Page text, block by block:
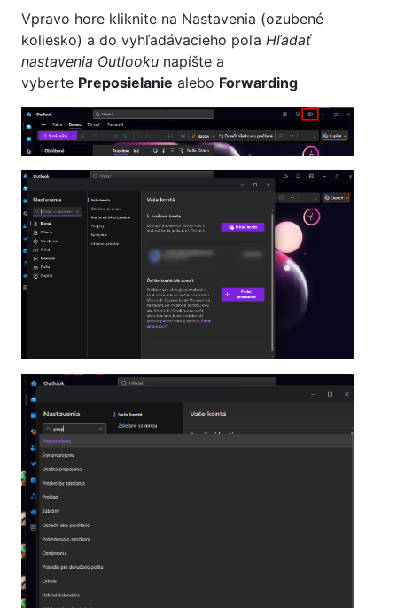
Vpravo hore kliknite na Nastavenia (ozubené
koliesko) a do vyhľadávacieho poľa Hľadať
nastavenia Outlooku napíšte a
vyberte Preposielanie alebo Forwarding